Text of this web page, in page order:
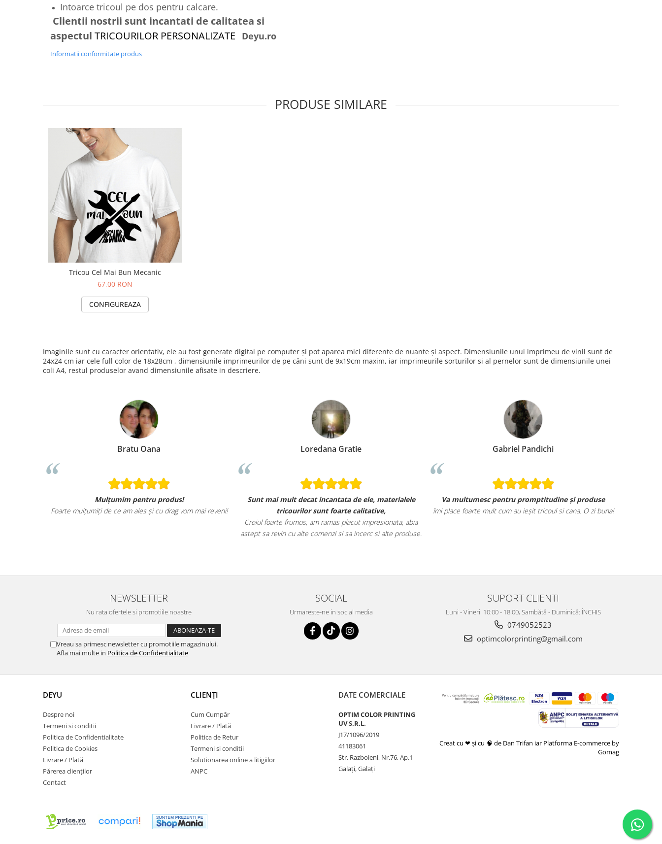
Intoarce tricoul pe dos pentru calcare.
Clientii nostrii sunt incantati de calitatea si
aspectul TRICOURILOR PERSONALIZATE Deyu.ro
Informatii conformitate produs
PRODUSE SIMILARE
Tricou Cel Mai Bun Mecanic
67,00 RON
CONFIGUREAZA
Imaginile sunt cu caracter orientativ, ele au fost generate digital pe computer și pot aparea mici diferente de nuante și aspect. Dimensiunile unui imprimeu de vinil sunt de
24x24 cm iar cele full color de 18x28cm , dimensiunile imprimeurilor de pe căni sunt de 9x19cm maxim, iar imprimeurile sorturilor si al pernelor sunt de dimensiunile unei
coli A4, restul produselor avand dimensiunile afisate in descriere.
Bratu Oana
Mulțumim pentru produs!
Foarte mulțumiți de ce am ales și cu drag vom mai reveni!
Loredana Gratie
Sunt mai mult decat incantata de ele, materialele
tricourilor sunt foarte calitative,
Croiul foarte frumos, am ramas placut impresionata, abia
astept sa revin cu alte comenzi si sa incerc si alte produse.
Gabriel Pandichi
Va multumesc pentru promptitudine și produse
îmi place foarte mult cum au ieșit tricoul si cana. O zi buna!
NEWSLETTER
Nu rata ofertele si promotiile noastre
Vreau sa primesc newsletter cu promotiile magazinului.
Afla mai multe in Politica de Confidentialitate
SOCIAL
Urmareste-ne in social media
SUPORT CLIENTI
Luni - Vineri: 10:00 - 18:00, Sambătă - Duminică: ÎNCHIS
0749052523
optimcolorprinting@gmail.com
DEYU
Despre noi
Termeni si conditii
Politica de Confidentialitate
Politica de Cookies
Livrare / Plată
Părerea clienților
Contact
CLIENȚI
Cum Cumpăr
Livrare / Plată
Politica de Retur
Termeni si conditii
Solutionarea online a litigiilor
ANPC
DATE COMERCIALE
OPTIM COLOR PRINTING
UV S.R.L.
J17/1096/2019
41183061
Str. Razboieni, Nr.76, Ap.1
Galați, Galați
Creat cu ❤ și cu 🧠 de Dan Trifan iar Platforma E-commerce by
Gomag